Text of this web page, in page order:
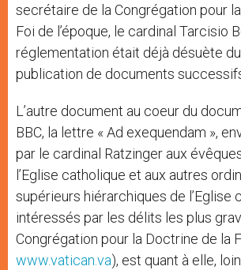
secrétaire de la Congrégation pour
Foi de l’époque, le cardinal Tarcisio
réglementation était déjà désuète
publication de documents
L’autre document au coeur du
BBC, la lettre « Ad exequendam »,
par le cardinal Ratzinger aux
l’Eglise catholique et aux autres
supérieurs hiérarchiques de l’Eglise
intéressés par les délits les plus
Congrégation pour la Doctrine de la
www.vatican.va), est quant à elle,